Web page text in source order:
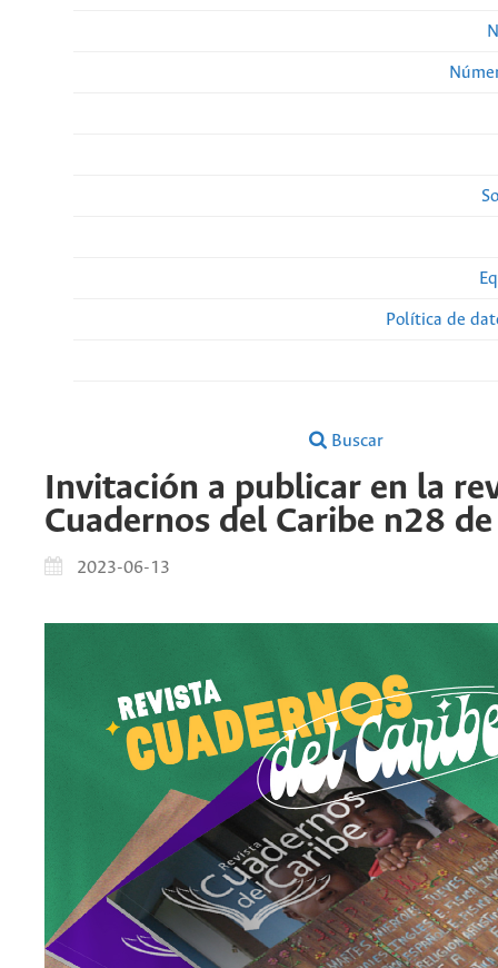
Política de
Buscar
Invitación a publicar en la
Cuadernos del Caribe n28
2023-06-13